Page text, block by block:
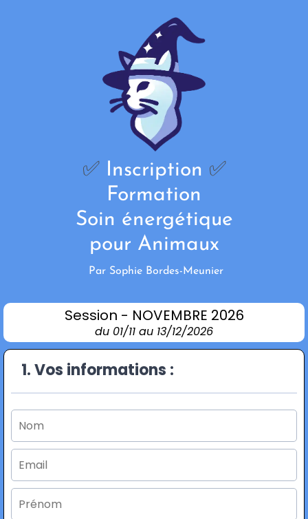
✅ Inscription ✅
Formation
Soin énergétique
pour Animaux
Par Sophie Bordes-Meunier
Session - NOVEMBRE 2026
du 01/11 au 13/12/2026
1. Vos informations :